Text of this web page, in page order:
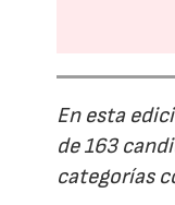
En esta
de 163
categorías